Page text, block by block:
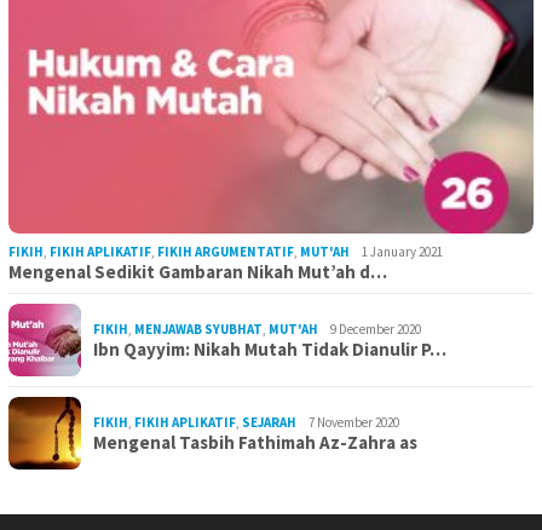
FIKIH, FIKIH APLIKATIF, FIKIH ARGUMENTATIF, MUT'AH 1 January 2021
Mengenal Sedikit Gambaran Nikah Mut’ah d…
FIKIH, MENJAWAB SYUBHAT, MUT'AH 9 December 2020
Ibn Qayyim: Nikah Mutah Tidak Dianulir P…
FIKIH, FIKIH APLIKATIF, SEJARAH 7 November 2020
Mengenal Tasbih Fathimah Az-Zahra as